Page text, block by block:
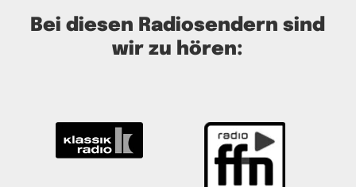
Bei diesen Radiosendern sind
wir zu hören: